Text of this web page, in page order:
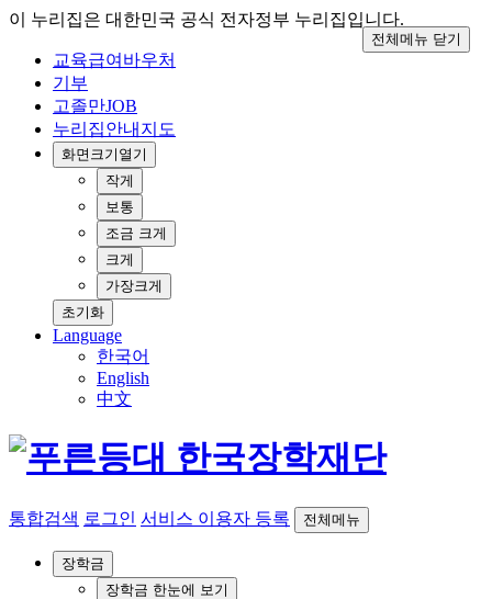
이 누리집은 대한민국 공식 전자정부 누리집입니다.
교육급여바우처
기부
고졸만JOB
누리집안내지도
화면크기 열기
작게
보통
조금 크게
크게
가장크게
초기화
Language
한국어
English
中文
통합검색 로그인 서비스 이용자 등록 전체메뉴
장학금
장학금 한눈에 보기
전체메뉴 닫기